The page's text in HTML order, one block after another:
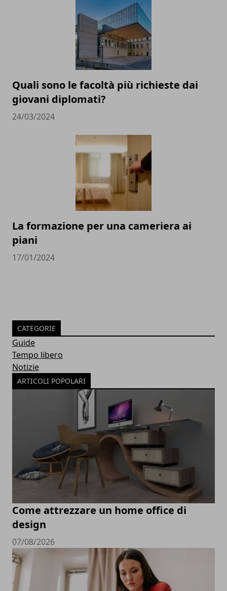
Quali sono le facoltà più richieste dai
giovani diplomati?
24/03/2024
La formazione per una cameriera ai
piani
17/01/2024
CATEGORIE
Guide
Tempo libero
Notizie
ARTICOLI POPOLARI
Come attrezzare un home office di
design
07/08/2026